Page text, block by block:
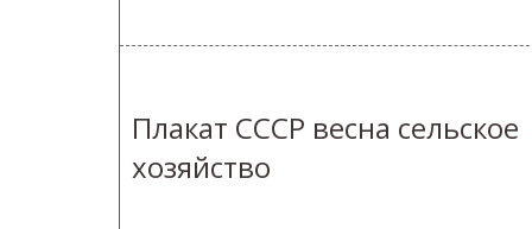
Плакат СССР весна сельское
хозяйство